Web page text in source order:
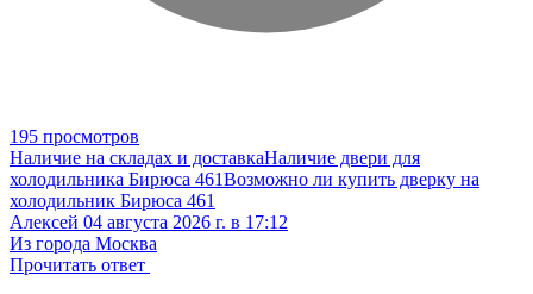
195 просмотров
Наличие на складах и доставкаНаличие двери для
холодильника Бирюса 461Возможно ли купить дверку на
холодильник Бирюса 461
Алексей 04 августа 2026 г. в 17:12
Из города Москва
Прочитать ответ